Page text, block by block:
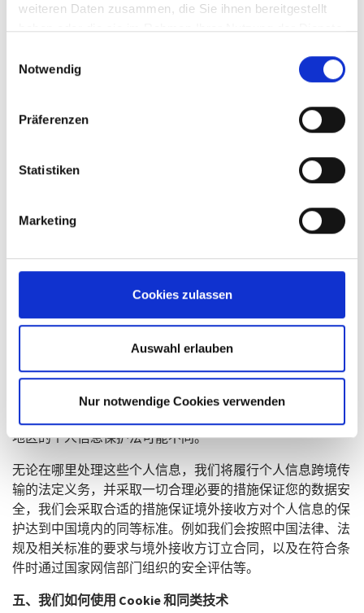
weiteren Daten zusammen, die Sie ihnen bereitgestellt
haben oder die sie im Rahmen Ihrer Nutzung der Dienste
Notwendig
Präferenzen
Statistiken
Marketing
Cookies zulassen
Auswahl erlauben
Nur notwendige Cookies verwenden
3.3公开披露
一条件：
履行法律义务或应国家有权机关的要求：如果法律、
法规或政府主管部门有强制性要求，我们可能会公开
Brandgroup集团是一家全球化的跨国公司，一般情况下，我
力资源管理、集团化运营管理、集团化业务管理、集团化信
本隐私政策所涉的您的个人信息中的必要个人信息转移（或
共享、授权其访问）至勃兰德集团位于中国境外的法律主体
或凯傲集团授权合作方所在的其他国家/地区。我们亦可能
当事人的其他合同）所必须，或在事先获得您的书面同意情
况下，或因政府监管、司法协助要求等情形向其他国家/地
地区的个人信息保护法可能不同。
无论在哪里处理这些个人信息，我们将履行个人信息跨境传
输的法定义务，并采取一切合理必要的措施保证您的数据安
全，我们会采取合适的措施保证境外接收方对个人信息的保
护达到中国境内的同等标准。例如我们会按照中国法律、法
规及相关标准的要求与境外接收方订立合同，以及在符合条
件时通过国家网信部门组织的安全评估等。
五、我们如何使用 Cookie和同类技术